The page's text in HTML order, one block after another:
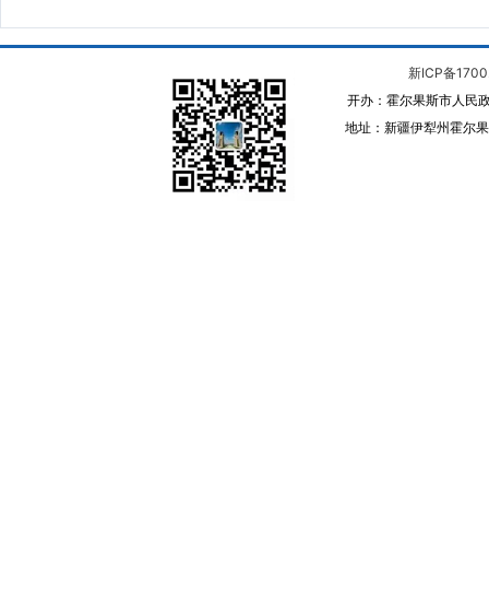
新ICP备
开办：霍尔果斯市人民
地址：新疆伊犁州霍